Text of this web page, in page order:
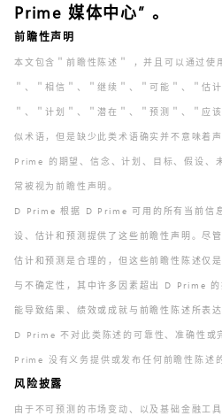
Prime 媒体中心” 。
前瞻性声明
本文包含＂前瞻性陈述＂ ，并且可以通过使
＂、＂相信＂、＂继续＂、＂可能＂、＂估
＂、＂计划＂、＂潜在＂、＂预测＂、＂应
似术语，但是缺少此类术语确实并不意味着
Prime 的期望、信念、计划、目标、假设、
常被视为前瞻性声明。
D Prime 根据 D Prime 可用的所有当前信
设、估计和预测提供了这些前瞻性声明。尽
估计和预测是合理的，但这些前瞻性陈述仅
与不确定性，其中许多因素超出 D Prime
能导致结果、绩效或成就与前瞻性陈述所
D Prime 不对此类陈述的可靠性、准确性或
Prime 没有义务提供或发布任何前瞻性陈
风险披露
由于不可预测的市场变动、以及基础金融工